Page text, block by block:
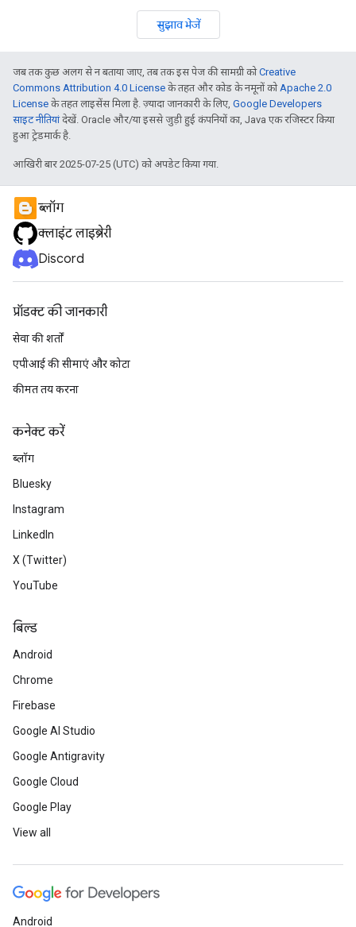
सुझाव भेजें
जब तक कुछ अलग से न बताया जाए, तब तक इस पेज की सामग्री कोCreative
Commons Attribution 4.0 License के तहत और कोड के नमूनों कोApache 2.0
License के तहत लाइसेंस मिला है. ज़्यादा जानकारी के लिए, Google Developers
साइट नीतियांदेखें. Oracle और/या इससे जुड़ी हुई कंपनियों का, Java एक रजिस्टर किया
हुआ ट्रेडमार्क है.
आखिरी बार 2025-07-25 (UTC) को अपडेट किया गया.
ब्लॉग
क्लाइंट लाइब्रेरी
Discord
प्रॉडक्ट की जानकारी
सेवा की शर्तों
एपीआई की सीमाएं और कोटा
कीमत तय करना
कनेक्ट करें
ब्लॉग
Bluesky
Instagram
LinkedIn
X (Twitter)
YouTube
बिल्ड
Android
Chrome
Firebase
Google AI Studio
Google Antigravity
Google Cloud
Google Play
View all
Android